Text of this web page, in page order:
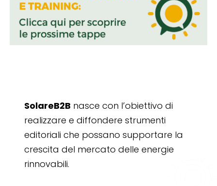
SolareB2B nasce con l’obiettivo di
realizzare e diffondere strumenti
editoriali che possano supportare la
crescita del mercato delle energie
rinnovabili.